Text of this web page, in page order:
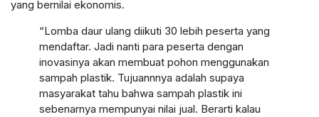
yang bernilai ekonomis.
“Lomba daur ulang diikuti 30 lebih peserta yang
mendaftar. Jadi nanti para peserta dengan
inovasinya akan membuat pohon menggunakan
sampah plastik. Tujuannnya adalah supaya
masyarakat tahu bahwa sampah plastik ini
sebenarnya mempunyai nilai jual. Berarti kalau